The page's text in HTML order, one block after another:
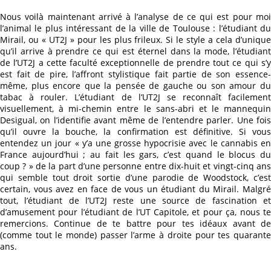
Nous voilà maintenant arrivé à l’analyse de ce qui est pour moi
l’animal le plus intéressant de la ville de Toulouse : l’étudiant du
Mirail, ou « UT2J » pour les plus frileux. Si le style a cela d’unique
qu’il arrive à prendre ce qui est éternel dans la mode, l’étudiant
de l’UT2J a cette faculté exceptionnelle de prendre tout ce qui s’y
est fait de pire, l’affront stylistique fait partie de son essence-
même, plus encore que la pensée de gauche ou son amour du
tabac à rouler. L’étudiant de l’UT2J se reconnaît facilement
visuellement, à mi-chemin entre le sans-abri et le mannequin
Desigual, on l’identifie avant même de l’entendre parler. Une fois
qu’il ouvre la bouche, la confirmation est définitive. Si vous
entendez un jour « y’a une grosse hypocrisie avec le cannabis en
France aujourd’hui ; au fait les gars, c’est quand le blocus du
coup ? » de la part d’une personne entre dix-huit et vingt-cinq ans
qui semble tout droit sortie d’une parodie de Woodstock, c’est
certain, vous avez en face de vous un étudiant du Mirail. Malgré
tout, l’étudiant de l’UT2J reste une source de fascination et
d’amusement pour l’étudiant de l’UT Capitole, et pour ça, nous te
remercions. Continue de te battre pour tes idéaux avant de
(comme tout le monde) passer l’arme à droite pour tes quarante
ans.